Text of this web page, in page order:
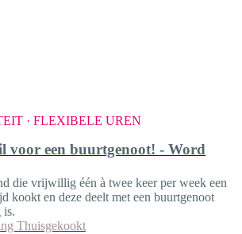
· FLEXIBELE UREN
voor een buurtgenoot! - Word
die vrijwillig één à twee keer per week een
kookt en deze deelt met een buurtgenoot
is.
Thuisgekookt